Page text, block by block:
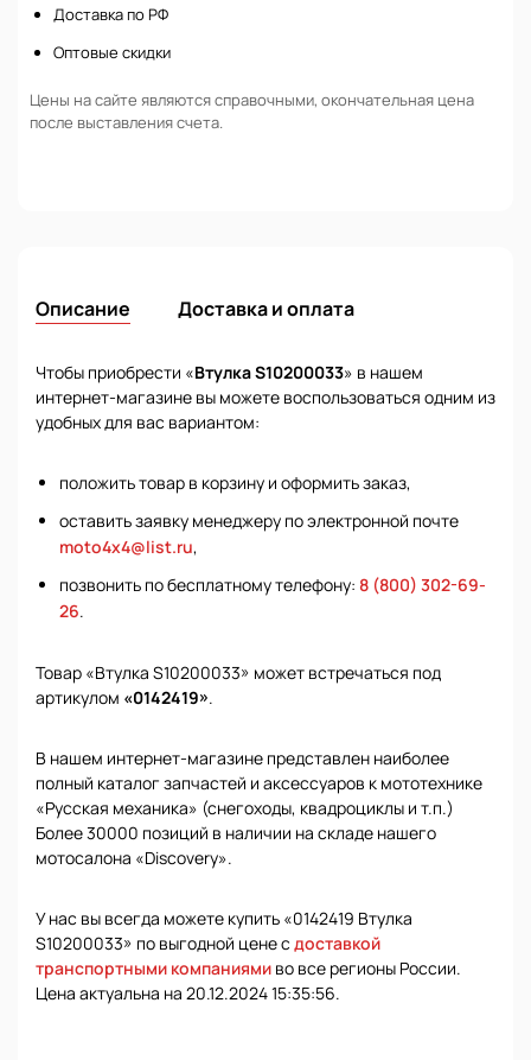
Доставка по РФ
Оптовые скидки
Цены на сайте являются справочными, окончательная цена
после выставления счета.
Описание Доставка и оплата
Чтобы приобрести «Втулка S10200033» в нашем
интернет-магазине вы можете воспользоваться одним из
удобных для вас вариантом:
положить товар в корзину и оформить заказ,
оставить заявку менеджеру по электронной почте
moto4x4@list.ru,
позвонить по бесплатному телефону: 8 (800) 302-69-
26.
Товар «Втулка S10200033» может встречаться под
артикулом «0142419».
В нашем интернет-магазине представлен наиболее
полный каталог запчастей и аксессуаров к мототехнике
«Русская механика» (снегоходы, квадроциклы и т.п.)
Более 30000 позиций в наличии на складе нашего
мотосалона «Discovery».
У нас вы всегда можете купить «0142419 Втулка
S10200033» по выгодной цене с доставкой
транспортными компаниями во все регионы России.
Цена актуальна на 20.12.2024 15:35:56.